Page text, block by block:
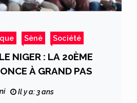
Sènè Société
NIGER : LA 20ÈME
À GRAND PAS
Il y a: 3 ans